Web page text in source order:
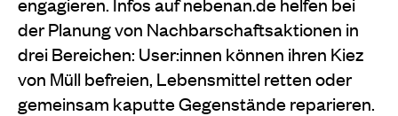
der Planung von Nachbarschaftsaktionen in
drei Bereichen: User:innen können ihren Kiez
von Müll befreien, Lebensmittel retten oder
gemeinsam kaputte Gegenstände reparieren.